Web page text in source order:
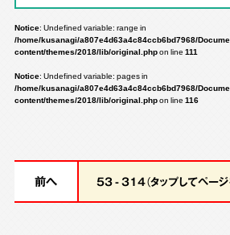
Notice: Undefined variable: range in
/home/kusanagi/a807e4d63a4c84ccb6bd7968/
content/themes/2018/lib/original.phpon line 111
Notice: Undefined variable: pages in
/home/kusanagi/a807e4d63a4c84ccb6bd7968/
content/themes/2018/lib/original.phpon line 116
前へ 53 - 314（タップしてページ